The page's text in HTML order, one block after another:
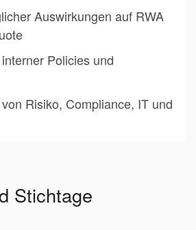
Auswirkungen auf RWA
Policies und
Risiko, Compliance, IT und
Stichtage